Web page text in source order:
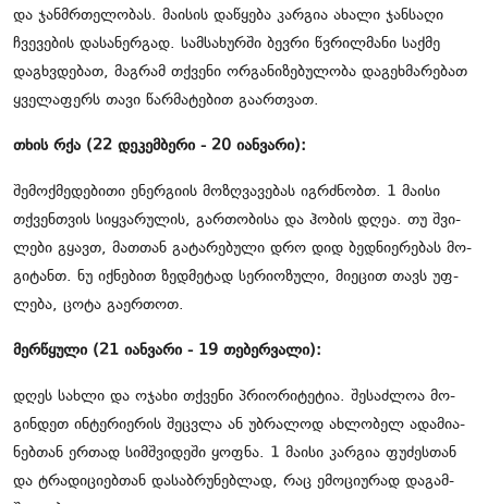
და ჯან­მრთე­ლო­ბას. მა­ი­სის და­წყე­ბა კარ­გია ახა­ლი ჯან­სა­ღი
ჩვე­ვე­ბის და­სა­ნერ­გად. სამ­სა­ხურ­ში ბევ­რი წვრილ­მა­ნი საქ­მე
დაგ­ხვდე­ბათ, მაგ­რამ თქვე­ნი ორ­გა­ნი­ზე­ბუ­ლო­ბა და­გეხ­მა­რე­ბათ
ყვე­ლა­ფერს თავი წარ­მა­ტე­ბით გა­არ­თვათ.
თხის რქა (22 დე­კემ­ბე­რი - 20 იან­ვა­რი):
შე­მოქ­მე­დე­ბი­თი ენერ­გი­ის მო­ზღვა­ვე­ბას იგ­რძნობთ. 1 მა­ი­სი
თქვენ­თვის სიყ­ვა­რუ­ლის, გარ­თო­ბი­სა და ჰო­ბის დღეა. თუ შვი­
ლე­ბი გყავთ, მათ­თან გა­ტა­რე­ბუ­ლი დრო დიდ ბედ­ნი­ე­რე­ბას მო­
გი­ტანთ. ნუ იქ­ნე­ბით ზედ­მე­ტად სე­რი­ო­ზუ­ლი, მი­ე­ცით თავს უფ­
ლე­ბა, ცოტა გა­ერ­თოთ.
მერ­წყუ­ლი (21 იან­ვა­რი - 19 თე­ბერ­ვა­ლი):
დღეს სახ­ლი და ოჯა­ხი თქვე­ნი პრი­ო­რი­ტე­ტია. შე­საძ­ლოა მო­
გინ­დეთ ინ­ტე­რი­ე­რის შეც­ვლა ან უბ­რა­ლოდ ახ­ლო­ბელ ადა­მი­ა­
ნებ­თან ერ­თად სიმ­შვი­დე­ში ყოფ­ნა. 1 მა­ი­სი კარ­გია ფუ­ძეს­თან
და ტრა­დი­ცი­ებ­თან და­საბ­რუ­ნებ­ლად, რაც ემო­ცი­უ­რად და­გამ­